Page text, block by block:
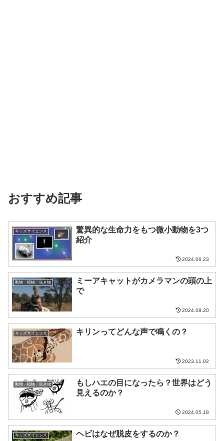
おすすめ記事
キッズサイエンス
驚異的な生命力をもつ微小動物を3つ
紹介
2024.06.23
動物・植物・生き物
ミーアキャットがカメラマンの頭の上
で
2024.08.20
キッズサイエンス キリンってどんな声で鳴くの？
2023.11.02
動物・植物・生き物
もしハエの目になったら？世界はどう
見えるのか？
2024.05.18
キッズサイエンス ヘビはなぜ脱皮をするのか？